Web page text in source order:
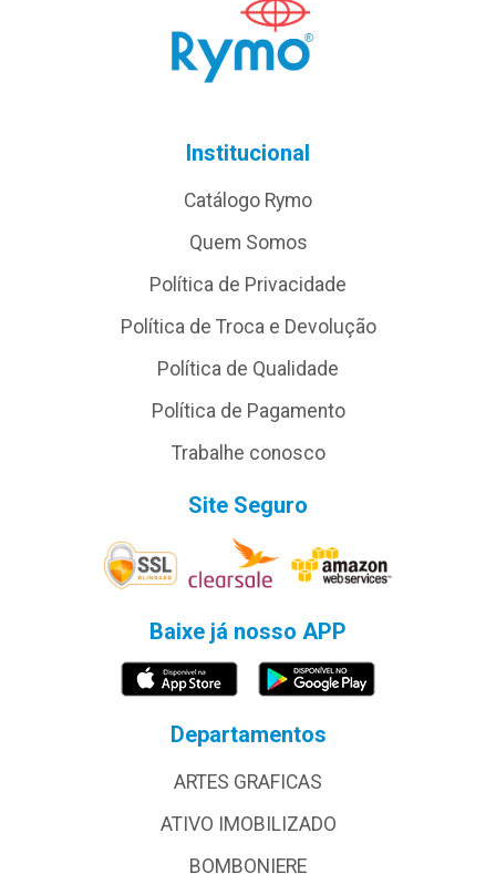
Institucional
Catálogo Rymo
Quem Somos
Política de Privacidade
Política de Troca e Devolução
Política de Qualidade
Política de Pagamento
Trabalhe conosco
Site Seguro
Baixe já nosso APP
Departamentos
ARTES GRAFICAS
ATIVO IMOBILIZADO
BOMBONIERE